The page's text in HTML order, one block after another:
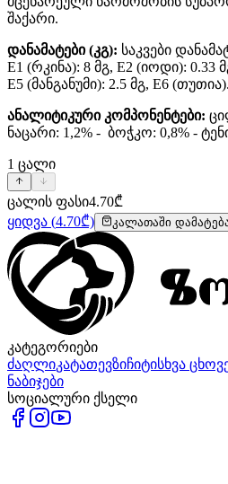
შაქარი.
დანამატები (კგ): საკვები
E1 (რკინა): 8 მგ, E2 (იოდი): 0.33
E5 (მანგანუმი): 2.5 მგ, E6
ანალიტიკური კომპონენტები:
ნაცარი: 1,2% - ბოჭკო: 0,8% -
1 ცალი
ცალის ფასი4.70₾
ყიდვა (4.70₾) კალათაში
კატეგორიები
ძაღლიკატათევზიჩიტისხვა
ნაბიჯები
სოციალური ქსელი